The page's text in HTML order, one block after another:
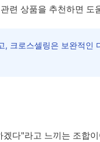
련 상품을 추천하면 도
크로스셀링은 보완적인
다"라고 느끼는 조합